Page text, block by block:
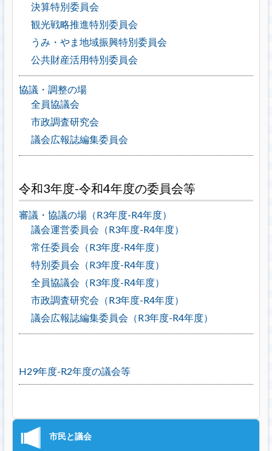
決算特別委員会
観光戦略推進特別委員会
うみ・やま地域振興特別委員会
公共財産活用特別委員会
協議・調整の場
全員協議会
市政調査研究会
議会広報誌編集委員会
令和3年度-令和4年度の委員会等
審議・協議の場（R3年度-R4年度）
議会運営委員会（R3年度-R4年度）
常任委員会（R3年度-R4年度）
特別委員会（R3年度-R4年度）
全員協議会（R3年度-R4年度）
市政調査研究会（R3年度-R4年度）
議会広報誌編集委員会（R3年度-R4年度）
H29年度-R2年度の議会等